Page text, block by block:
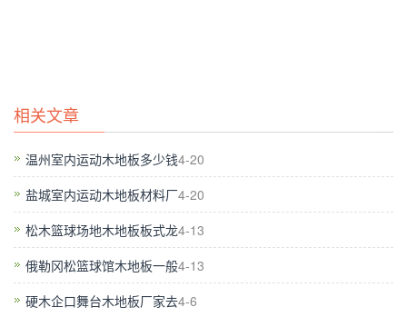
木材的导热系数小，它在冬季温暖，夏季（保温效果非常好）的
冷却效果。在冬季，实木运动地板面板的温度高于所述瓷砖的表
面温度高8℃-10℃。人们走在没有冷的感觉的木地板;在夏天，
实木运动地板房间的温度比瓷砖房间-3℃的温度低2℃。
相关文章
温州室内运动木地板多少钱4-20
盐城室内运动木地板材料厂4-20
松木篮球场地木地板板式龙4-13
俄勒冈松篮球馆木地板一般4-13
硬木企口舞台木地板厂家去4-6